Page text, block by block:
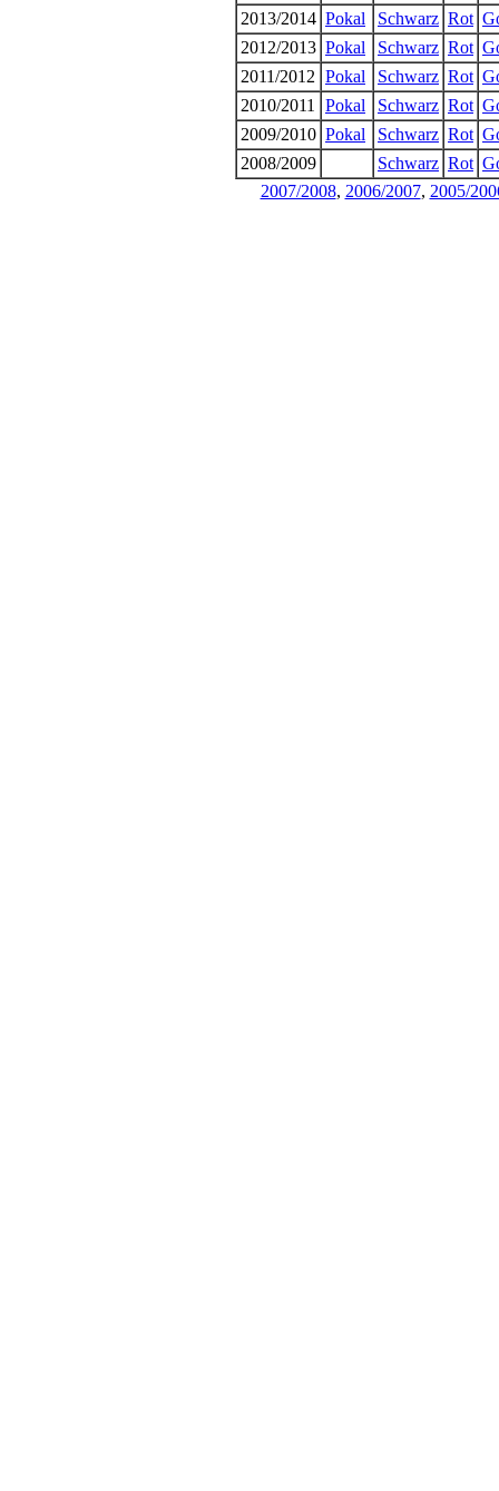
2013/2014 Pokal Schwarz Rot
2012/2013 Pokal Schwarz Rot
2011/2012 Pokal Schwarz Rot
2010/2011
Pokal Schwarz Rot
2009/2010 Pokal Schwarz Rot
2008/2009
Schwarz Rot
2007/2008, 2006/2007, 2005/